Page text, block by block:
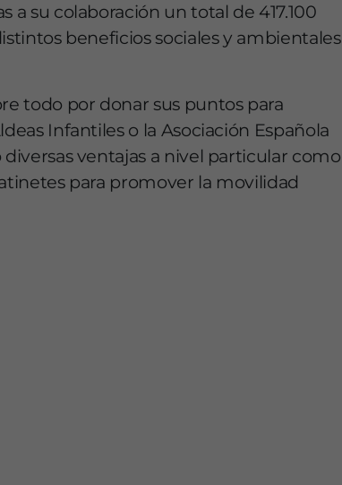
a su colaboración un total de 417.100
beneficios sociales y ambientales
todo por donar sus puntos para
Infantiles o la Asociación Española
ventajas a nivel particular como
para promover la movilidad